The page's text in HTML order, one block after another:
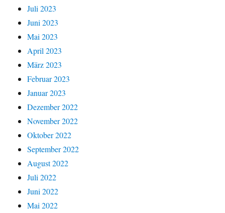
Juli 2023
Juni 2023
Mai 2023
April 2023
März 2023
Februar 2023
Januar 2023
Dezember 2022
November 2022
Oktober 2022
September 2022
August 2022
Juli 2022
Juni 2022
Mai 2022